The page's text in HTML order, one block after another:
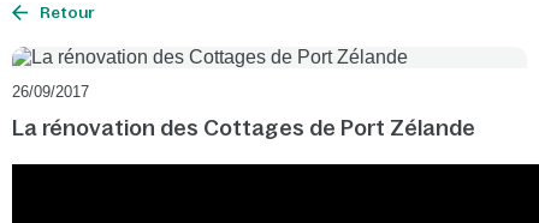
Retour
26/09/2017
La rénovation des Cottages de Port Zélande